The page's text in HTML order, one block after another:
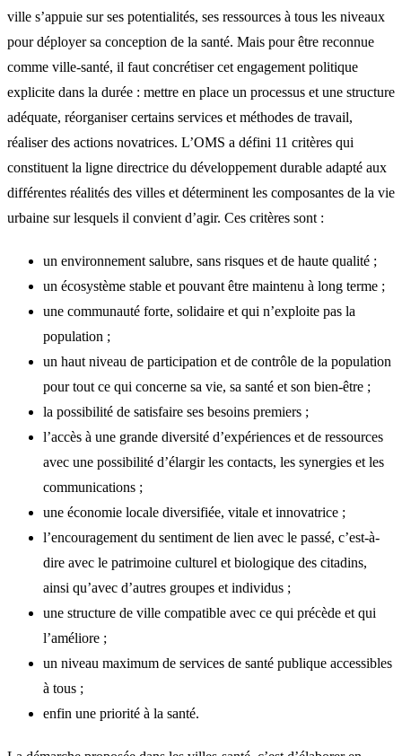
ville s’appuie sur ses potentialités, ses ressources à tous les niveaux
pour déployer sa conception de la santé. Mais pour être reconnue
comme ville-santé, il faut concrétiser cet engagement politique
explicite dans la durée : mettre en place un processus et une structure
adéquate, réorganiser certains services et méthodes de travail,
réaliser des actions novatrices. L’OMS a défini 11 critères qui
constituent la ligne directrice du développement durable adapté aux
différentes réalités des villes et déterminent les composantes de la vie
urbaine sur lesquels il convient d’agir. Ces critères sont :
un environnement salubre, sans risques et de haute qualité ;
un écosystème stable et pouvant être maintenu à long terme ;
une communauté forte, solidaire et qui n’exploite pas la
population ;
un haut niveau de participation et de contrôle de la population
pour tout ce qui concerne sa vie, sa santé et son bien-être ;
la possibilité de satisfaire ses besoins premiers ;
l’accès à une grande diversité d’expériences et de ressources
avec une possibilité d’élargir les contacts, les synergies et les
communications ;
une économie locale diversifiée, vitale et innovatrice ;
l’encouragement du sentiment de lien avec le passé, c’est-à-
dire avec le patrimoine culturel et biologique des citadins,
ainsi qu’avec d’autres groupes et individus ;
une structure de ville compatible avec ce qui précède et qui
l’améliore ;
un niveau maximum de services de santé publique accessibles
à tous ;
enfin une priorité à la santé.